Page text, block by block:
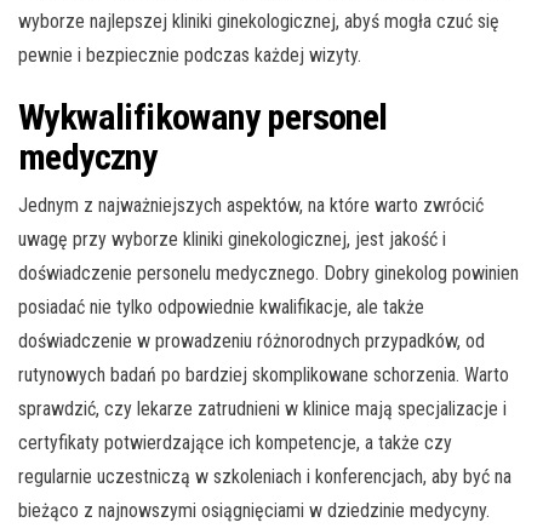
wyborze najlepszej kliniki ginekologicznej, abyś mogła czuć się
pewnie i bezpiecznie podczas każdej wizyty.
Wykwalifikowany personel
medyczny
Jednym z najważniejszych aspektów, na które warto zwrócić
uwagę przy wyborze kliniki ginekologicznej, jest jakość i
doświadczenie personelu medycznego. Dobry ginekolog powinien
posiadać nie tylko odpowiednie kwalifikacje, ale także
doświadczenie w prowadzeniu różnorodnych przypadków, od
rutynowych badań po bardziej skomplikowane schorzenia. Warto
sprawdzić, czy lekarze zatrudnieni w klinice mają specjalizacje i
certyfikaty potwierdzające ich kompetencje, a także czy
regularnie uczestniczą w szkoleniach i konferencjach, aby być na
bieżąco z najnowszymi osiągnięciami w dziedzinie medycyny.